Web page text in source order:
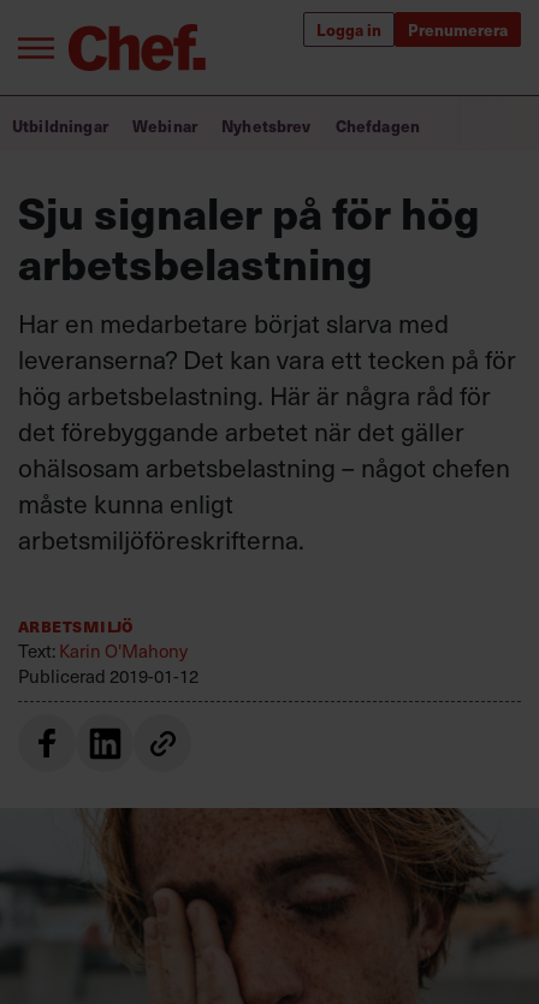
Logga in Prenumerera
Logga in
Prenumerera
Annonsera
Om oss
Kontakta oss
Kundservice
Villkor och policy för
Sök
efter:
Bra ledare förändrar världen
Innehåll från Chef
Utbildning för ledare
Chefakademin+
Populära utbildningar
Utbildningar Webinar Nyhetsbrev Chefdagen
Sju signaler på för hög
arbetsbelastning
Har en medarbetare börjat slarva med
leveranserna? Det kan vara ett tecken på för
hög arbetsbelastning. Här är några råd för
det förebyggande arbetet när det gäller
ohälsosam arbetsbelastning – något chefen
måste kunna enligt
arbetsmiljöföreskrifterna.
Arbetsmiljö
Text:Karin O'Mahony
Publicerad 2019-01-12